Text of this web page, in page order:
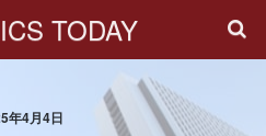
TODAY
年4月4日